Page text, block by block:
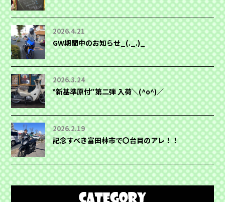
2026.4.21
GW期間中のお知らせ_(._.)_
2026.3.24
‶新基準原付″第二弾 入荷＼(^o^)／
2026.2.19
記念すべき富田林市で〇台目のアレ！！